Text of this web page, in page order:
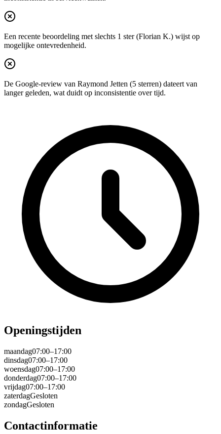
Een recente beoordeling met slechts 1 ster (Florian K.) wijst op
mogelijke ontevredenheid.
De Google-review van Raymond Jetten (5 sterren) dateert van
langer geleden, wat duidt op inconsistentie over tijd.
Openingstijden
maandag07:00–17:00
dinsdag07:00–17:00
woensdag07:00–17:00
donderdag07:00–17:00
vrijdag07:00–17:00
zaterdagGesloten
zondagGesloten
Contactinformatie